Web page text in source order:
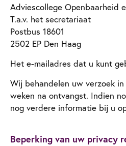
Adviescollege Openbaarheid
T.a.v. het secretariaat
Postbus 18601
2502 EP Den Haag
Het e-mailadres dat u kunt
Wij behandelen uw verzoek
weken na ontvangst. Indien
nog verdere informatie bij u
Beperking van uw privacy